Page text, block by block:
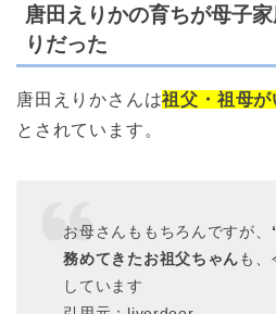
唐田えりかの育ちが母子
りだった
唐田えりかさんは祖父・祖母
とされています。
お母さんももちろんですが、
務めてきたお祖父ちゃんも、
しています